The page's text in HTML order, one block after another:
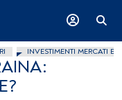
INVESTIMENTI MERCATI